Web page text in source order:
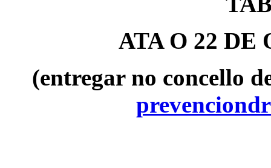
ATA O 22 DE
(entregar no concello